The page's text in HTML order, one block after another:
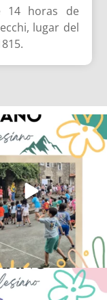
14 horas de
lugar del
y la alegría también se han
sentido...
91 0
alegría en el campamento
...